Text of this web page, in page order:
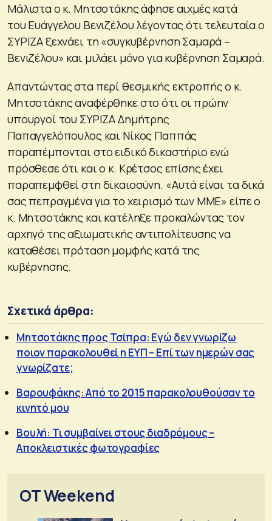
Μάλιστα ο κ. Μητσοτάκης άφησε αιχμές κατά
του Ευάγγελου Βενιζέλου λέγοντας ότι τελευταία ο
ΣΥΡΙΖΑ ξεχνάει τη «συγκυβέρνηση Σαμαρά –
Βενιζέλου» και μιλάει μόνο για κυβέρνηση Σαμαρά.
Απαντώντας στα περί θεσμικής εκτροπής ο κ.
Μητσοτάκης αναφέρθηκε στο ότι οι πρώην
υπουργοί του ΣΥΡΙΖΑ Δημήτρης
Παπαγγελόπουλος και Νίκος Παππάς
παραπέμπονται στο ειδικό δικαστήριο ενώ
πρόσθεσε ότι και ο κ. Κρέτσος επίσης έχει
παραπεμφθεί στη δικαιοσύνη. «Αυτά είναι τα δικά
σας πεπραγμένα για το χειρισμό των ΜΜΕ» είπε ο
κ. Μητσοτάκης και κατέληξε προκαλώντας τον
αρχηγό της αξιωματικής αντιπολίτευσης να
καταθέσει πρόταση μομφής κατά της
κυβέρνησης.
Σχετικά άρθρα:
Μητσοτάκης προς Τσίπρα: Εγώ δεν γνωρίζω
ποιον παρακολουθεί η ΕΥΠ – Επί των ημερών σας
γνωρίζατε;
Βαρουφάκης: Aπό το 2015 παρακολουθούσαν το
κινητό μου
Βουλή: Τι συμβαίνει στους διαδρόμους –
Αποκλειστικές φωτογραφίες
OT Weekend